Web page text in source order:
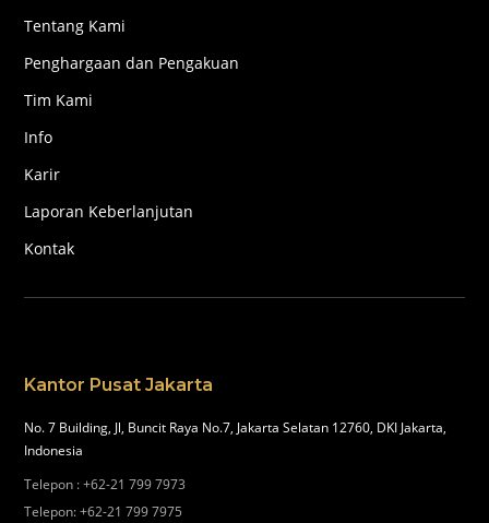
Tentang Kami
Penghargaan dan Pengakuan
Tim Kami
Info
Karir
Laporan Keberlanjutan
Kontak
Kantor Pusat Jakarta
No. 7 Building, Jl, Buncit Raya No.7, Jakarta Selatan 12760, DKI Jakarta,
Indonesia
Telepon :+62-21 799 7973
Telepon:+62-21 799 7975